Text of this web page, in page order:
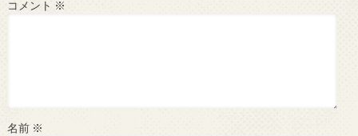
コメント ※
名前 ※